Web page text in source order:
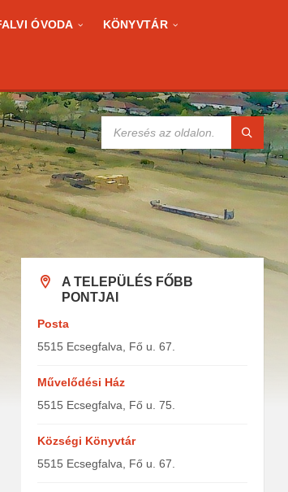
ÓVODA KÖNYVTÁR
KERESÉS:
A TELEPÜLÉS FŐBB
PONTJAI
Posta
5515 Ecsegfalva, Fő u. 67.
Művelődési Ház
5515 Ecsegfalva, Fő u. 75.
Községi Könyvtár
5515 Ecsegfalva, Fő u. 67.